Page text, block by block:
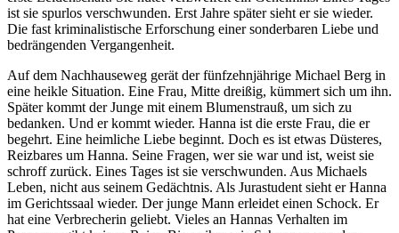
ist sie spurlos verschwunden. Erst Jahre später sieht er sie wieder.
Die fast kriminalistische Erforschung einer sonderbaren Liebe und
bedrängenden Vergangenheit.
Auf dem Nachhauseweg gerät der fünfzehnjährige Michael Berg in
eine heikle Situation. Eine Frau, Mitte dreißig, kümmert sich um ihn.
Später kommt der Junge mit einem Blumenstrauß, um sich zu
bedanken. Und er kommt wieder. Hanna ist die erste Frau, die er
begehrt. Eine heimliche Liebe beginnt. Doch es ist etwas Düsteres,
Reizbares um Hanna. Seine Fragen, wer sie war und ist, weist sie
schroff zurück. Eines Tages ist sie verschwunden. Aus Michaels
Leben, nicht aus seinem Gedächtnis. Als Jurastudent sieht er Hanna
im Gerichtssaal wieder. Der junge Mann erleidet einen Schock. Er
hat eine Verbrecherin geliebt. Vieles an Hannas Verhalten im